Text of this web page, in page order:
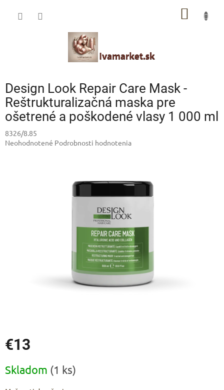
Design Look Repair Care Mask -
Reštrukturalizačná maska ​​pre
ošetrené a poškodené vlasy 1 000 ml
8326/8.85
Priemerné
Neohodnotené Podrobnosti hodnotenia
€13
cena:
Skladom (1 ks)
IVAMARKET poradca